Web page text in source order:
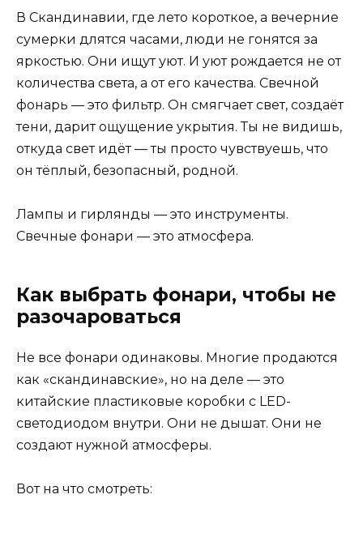
В Скандинавии, где лето короткое, а вечерние
сумерки длятся часами, люди не гонятся за
яркостью. Они ищут уют. И уют рождается не от
количества света, а от его качества. Свечной
фонарь — это фильтр. Он смягчает свет, создаёт
тени, дарит ощущение укрытия. Ты не видишь,
откуда свет идёт — ты просто чувствуешь, что
он тёплый, безопасный, родной.
Лампы и гирлянды — это инструменты.
Свечные фонари — это атмосфера.
Как выбрать фонари, чтобы не
разочароваться
Не все фонари одинаковы. Многие продаются
как «скандинавские», но на деле — это
китайские пластиковые коробки с LED-
светодиодом внутри. Они не дышат. Они не
создают нужной атмосферы.
Вот на что смотреть: